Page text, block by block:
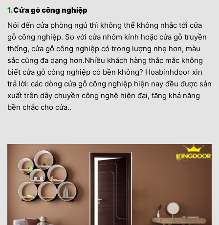
1.Cửa gỗ công nghiệp
Nói đến cửa phòng ngủ thì không thể không nhắc tới cửa
gỗ công nghiệp. So với cửa nhôm kính hoặc cửa gỗ truyền
thống, cửa gỗ công nghiệp có trọng lượng nhẹ hơn, màu
sắc cũng đa dạng hơn.Nhiều khách hàng thắc mắc không
biết cửa gỗ công nghiệp có bền không? Hoabinhdoor xin
trả lời: các dòng cửa gỗ công nghiệp hiện nay đều được sản
xuất trên dây chuyền công nghệ hiện đại, tăng khả năng
bền chắc cho cửa..